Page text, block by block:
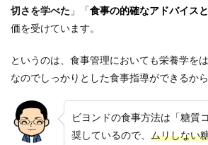
切さを学べた 」「食事の的確なアドバイス
価を受けています。
というのは、食事管理においても栄養学を
なのでしっかりとした食事指導ができるから
ビヨンドの食事方法は「糖質
奨しているので、 ムリしない